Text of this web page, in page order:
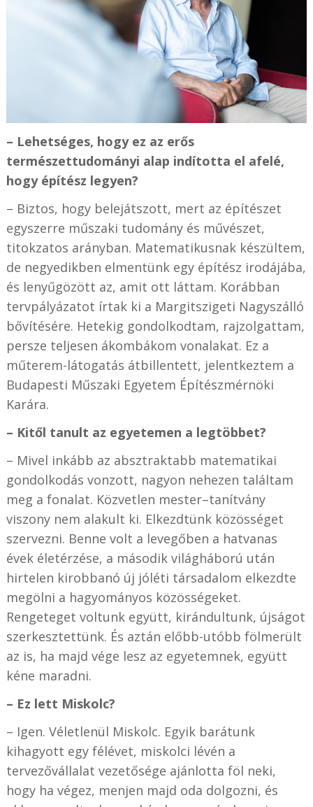
– Lehetséges, hogy ez az erős
természettudományi alap indította el afelé,
hogy építész legyen?
– Biztos, hogy belejátszott, mert az építészet
egyszerre műszaki tudomány és művészet,
titokzatos arányban. Matematikusnak készültem,
de negyedikben elmentünk egy építész irodájába,
és lenyűgözött az, amit ott láttam. Korábban
tervpályázatot írtak ki a Margitszigeti Nagyszálló
bővítésére. Hetekig gondolkodtam, rajzolgattam,
persze teljesen ákombákom vonalakat. Ez a
műterem-látogatás átbillentett, jelentkeztem a
Budapesti Műszaki Egyetem Építészmérnöki
Karára.
– Kitől tanult az egyetemen a legtöbbet?
– Mivel inkább az absztraktabb matematikai
gondolkodás vonzott, nagyon nehezen találtam
meg a fonalat. Közvetlen mester–tanítvány
viszony nem alakult ki. Elkezdtünk közösséget
szervezni. Benne volt a levegőben a hatvanas
évek életérzése, a második világháború után
hirtelen kirobbanó új jóléti társadalom elkezdte
megölni a hagyományos közösségeket.
Rengeteget voltunk együtt, kirándultunk, újságot
szerkesztettünk. És aztán előbb-utóbb fölmerült
az is, ha majd vége lesz az egyetemnek, együtt
kéne maradni.
– Ez lett Miskolc?
– Igen. Véletlenül Miskolc. Egyik barátunk
kihagyott egy félévet, miskolci lévén a
tervezővállalat vezetősége ajánlotta föl neki,
hogy ha végez, menjen majd oda dolgozni, és